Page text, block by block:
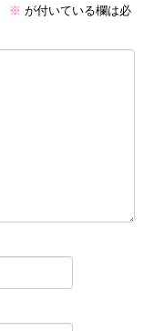
※ が付いている欄は必